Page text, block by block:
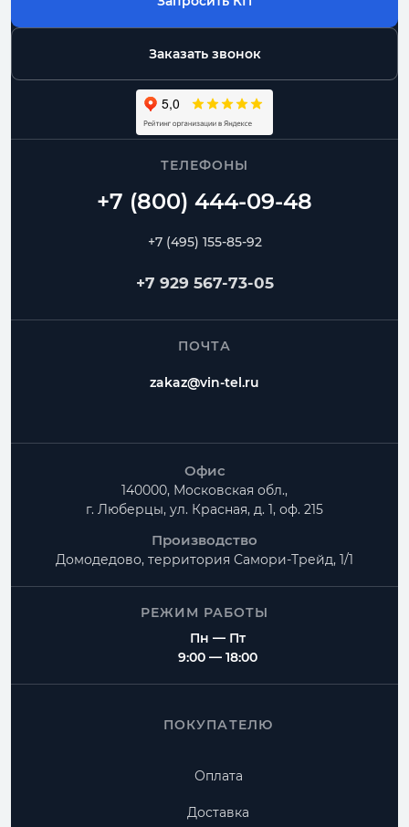
Заказать звонок
ТЕЛЕФОНЫ
+7 (495) 155-85-92
+7 929 567-73-05
ПОЧТА
zakaz@vin-tel.ru
Офис
140000, Московская обл.,
г. Люберцы, ул. Красная, д. 1, оф. 215
Производство
Домодедово, территория Самори-Трейд, 1/1
РЕЖИМ РАБОТЫ
Пн — Пт
9:00 — 18:00
ПОКУПАТЕЛЮ
Оплата
Доставка